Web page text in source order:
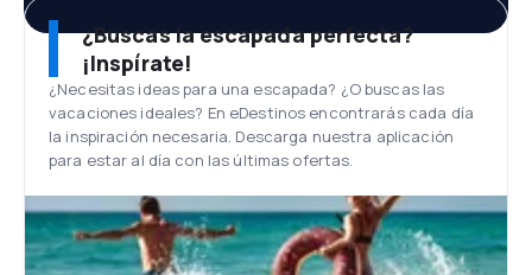
¿Buscas la escapada perfecta?
¡Inspírate!
¿Necesitas ideas para una escapada? ¿O buscas las
vacaciones ideales? En eDestinos encontrarás cada día
la inspiración necesaria. Descarga nuestra aplicación
para estar al día con las últimas ofertas.